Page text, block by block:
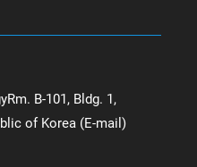
B-101, Bldg. 1,
of Korea (E-mail)